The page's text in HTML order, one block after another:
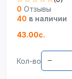
0 Отзывы
40 в наличии
43.00с.
Кол-во